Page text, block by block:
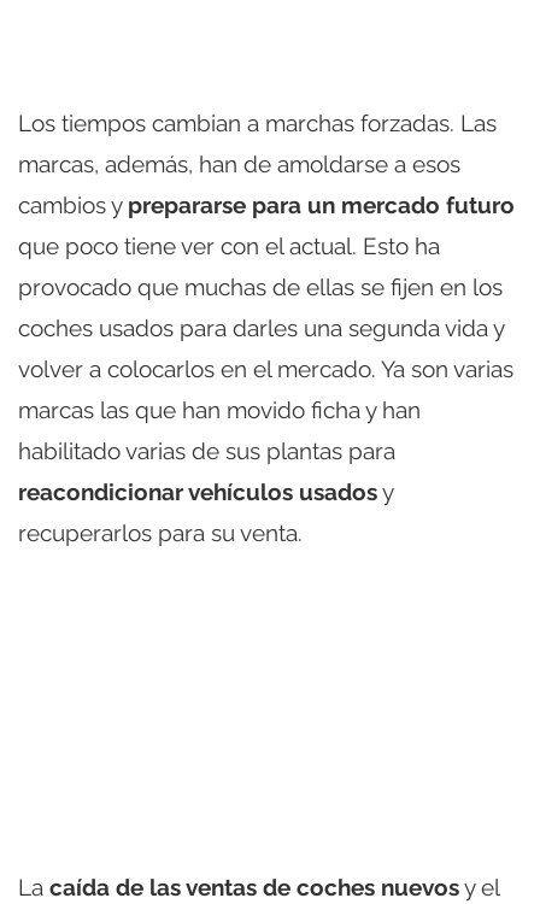
Los tiempos cambian a marchas forzadas. Las
marcas, además, han de amoldarse a esos
cambios y prepararse para un mercado futuro
que poco tiene ver con el actual. Esto ha
provocado que muchas de ellas se fijen en los
coches usados para darles una segunda vida y
volver a colocarlos en el mercado. Ya son varias
marcas las que han movido ficha y han
habilitado varias de sus plantas para
reacondicionar vehículos usadosy
recuperarlos para su venta.
La caída de las ventas de coches nuevosy el